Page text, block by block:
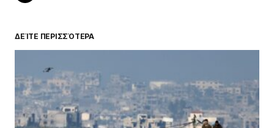
ΔΕΊΤΕ ΠΕΡΙΣΣΌΤΕΡΑ